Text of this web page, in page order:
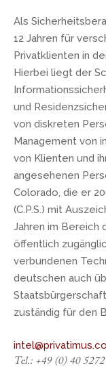
Als
12 Jahren für
Privatklienten in
Hierbei liegt der
und
von diskreten
Management von
von Klienten und
angesehenen
Colorado, die er
(C.P.S.) mit
Jahren im Bereich
öffentlich
verbundenen
deutschen auch
zuständig für den
Tel.: +49 (0) 40